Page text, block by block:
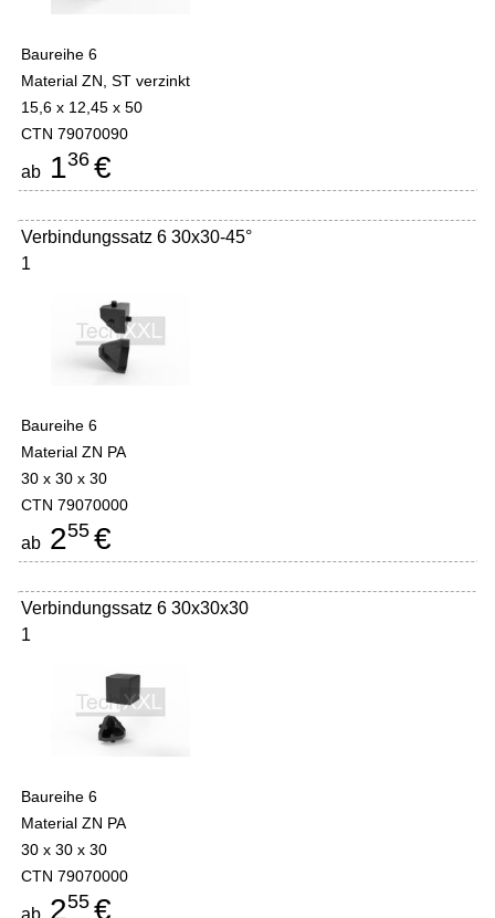
Baureihe 6
Material ZN, ST verzinkt
15,6 x 12,45 x 50
CTN 79070090
ab 136 €
Verbindungssatz 6 30x30-45°
1
Baureihe 6
Material ZN PA
30 x 30 x 30
CTN 79070000
ab 255 €
Verbindungssatz 6 30x30x30
1
Baureihe 6
Material ZN PA
30 x 30 x 30
CTN 79070000
ab 255 €